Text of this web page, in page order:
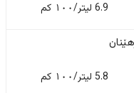
6.9 لیتر/١٠٠ کم
5.8 لیتر/١٠٠ کم